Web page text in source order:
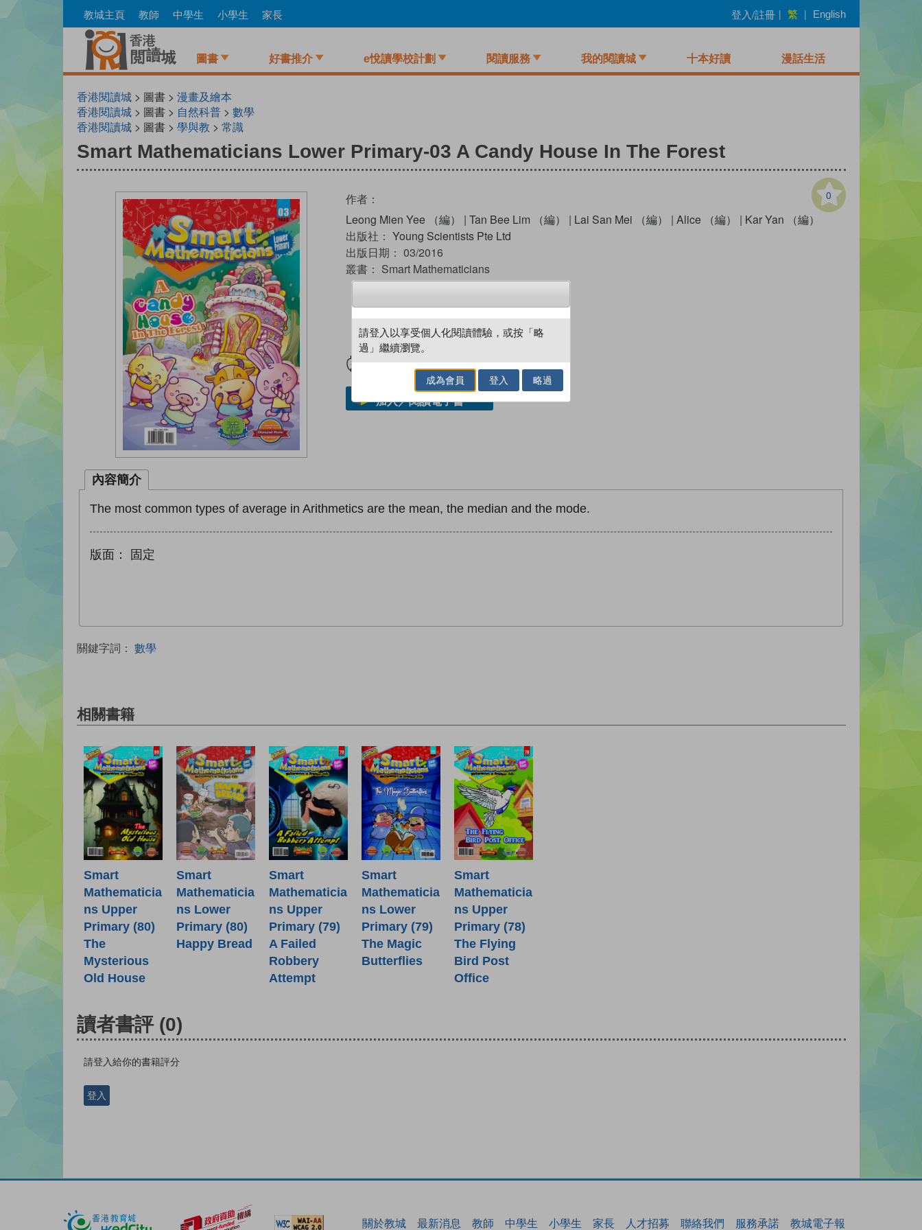
to
教城主頁 教師 中學生 小學生 家長 登入/註冊 | 繁 | English
圖書 好書推介 e悅讀學校計劃 閱讀服務 我的閱讀城 十本好讀 漫話生活
香港閱讀城> 圖書 > 漫畫及繪本
香港閱讀城> 圖書 > 自然科普> 數學
香港閱讀城> 圖書 > 學與教 > 常識
Smart Mathematicians Lower Primary-03 A Candy House In The Forest
0
作者：
Leong Mien Yee （編）
| Tan Bee Lim （編） | Lai San Mei （編） | Alice （編） | Kar Yan （編）
出版社： Young Scientists Pte Ltd
出版日期： 03/2016
叢書： Smart Mathematicians
試閲
加入／閱讀電子書
內容簡介
The most common types of average in Arithmetics are the mean, the median and the mode.
版面： 固定
關鍵字詞： 數學
相關書籍
Smart
Mathematicia
ns Upper
Primary (80)
The
Mysterious
Old House
Smart
Mathematicia
ns Lower
Primary (80)
Happy Bread
Smart
Mathematicia
ns Upper
Primary (79)
A Failed
Robbery
Attempt
Smart
Mathematicia
ns Lower
Primary (79)
The Magic
Butterflies
Smart
Mathematicia
ns Upper
Primary (78)
The Flying
Bird Post
Office
讀者書評 (0)
請登入給你的書籍評分
登入
關於教城 最新消息 教師 中學生 小學生 家長 人才招募 聯絡我們 服務承諾 教城電子報
請登入以享受個人化閱讀體驗，或按「略
過」繼續瀏覽。
成為會員 登入 略過